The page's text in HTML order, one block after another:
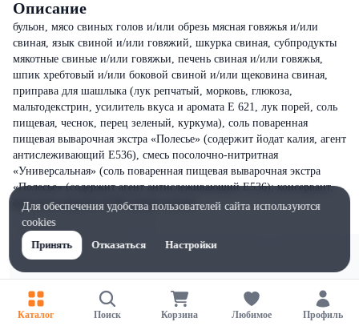
Описание
бульон, мясо свиных голов и/или обрезь мясная говяжья и/или
свиная, язык свиной и/или говяжий, шкурка свиная, субпродукты
мякотные свиные и/или говяжьи, печень свиная и/или говяжья,
шпик хребтовый и/или боковой свиной и/или щековина свиная,
приправа для шашлыка (лук репчатый, морковь, глюкоза,
мальтодекстрин, усилитель вкуса и аромата Е 621, лук порей, соль
пищевая, чеснок, перец зеленый, куркума), соль поваренная
пищевая выварочная экстра «Полесье» (содержит йодат калия, агент
антислеживающий Е536), смесь посолочно-нитритная
«Универсальная» (соль поваренная пищевая выварочная экстра
«Полесье» (содержит агент антислеживающий Е536); консервант,
фиксатор окраски Е250; йодат калия).
Каталог Поиск Корзина Любимое Профиль
Для обеспечения удобства пользователей сайта используются
cookies
Принять
Отказаться Настройки